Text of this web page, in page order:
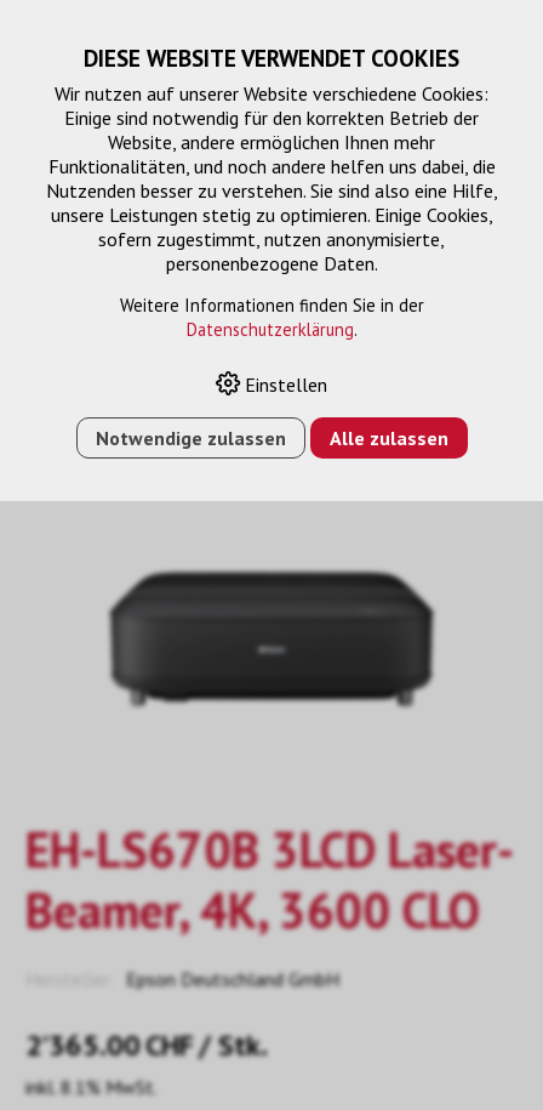
Projektoren
PROJEKTION
LS670B 3LCD LASER-BEAMER, 4K, 3600 CLO
EH-LS670B 3LCD Laser-
Beamer, 4K, 3600 CLO
Epson Deutschland GmbH
2’365.00CHF/ Stk.
inkl. 8.1% MwSt.
DIESE WEBSITE VERWENDET COOKIES
Wir nutzen auf unserer Website verschiedene Cookies:
Einige sind notwendig für den korrekten Betrieb der
Website, andere ermöglichen Ihnen mehr
Funktionalitäten, und noch andere helfen uns dabei, die
Nutzenden besser zu verstehen. Sie sind also eine Hilfe,
unsere Leistungen stetig zu optimieren. Einige Cookies,
sofern zugestimmt, nutzen anonymisierte,
personenbezogene Daten.
Weitere Informationen finden Sie in der
Datenschutzerklärung.
Einstellen
Notwendige zulassen Alle zulassen